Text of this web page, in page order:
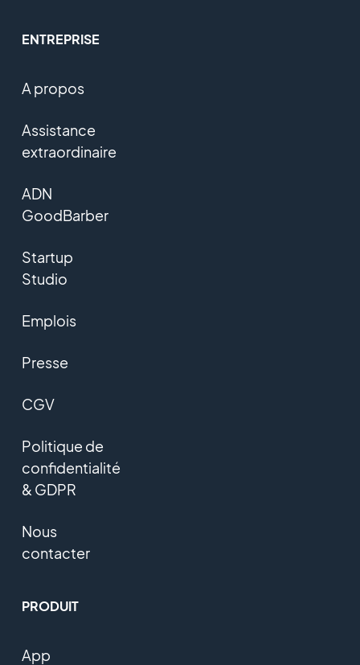
ENTREPRISE
A propos
Assistance
extraordinaire
ADN
GoodBarber
Startup
Studio
Emplois
Presse
CGV
Politique de
confidentialité
& GDPR
Nous
contacter
PRODUIT
App